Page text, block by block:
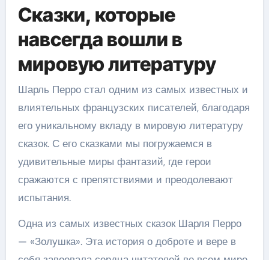
Сказки, которые
навсегда вошли в
мировую литературу
Шарль Перро стал одним из самых известных и
влиятельных французских писателей, благодаря
его уникальному вкладу в мировую литературу
сказок. С его сказками мы погружаемся в
удивительные миры фантазий, где герои
сражаются с препятствиями и преодолевают
испытания.
Одна из самых известных сказок Шарля Перро
— «Золушка». Эта история о доброте и вере в